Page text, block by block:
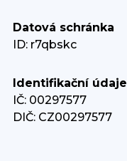
Datová schránka
ID: r7qbskc
Identifikační údaje
IČ: 00297577
DIČ: CZ00297577